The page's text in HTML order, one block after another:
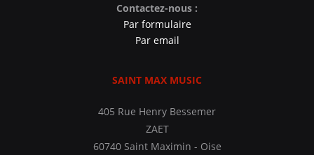
Contactez-nous :
Par formulaire
Par email
SAINT MAX MUSIC
405 Rue Henry Bessemer
ZAET
60740 Saint Maximin - Oise